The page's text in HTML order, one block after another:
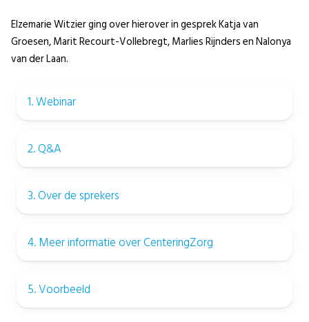
Elzemarie Witzier ging over hierover in gesprek Katja van
Groesen, Marit Recourt-Vollebregt, Marlies Rijnders en Nalonya
van der Laan.
1. Webinar
2. Q&A
3. Over de sprekers
4. Meer informatie over CenteringZorg
5. Voorbeeld